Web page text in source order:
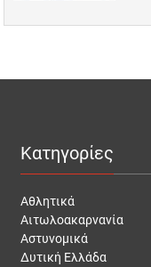
Κατηγορίες
Αθλητικά
Αιτωλοακαρνανία
Αστυνομικά
Δυτική Ελλάδα